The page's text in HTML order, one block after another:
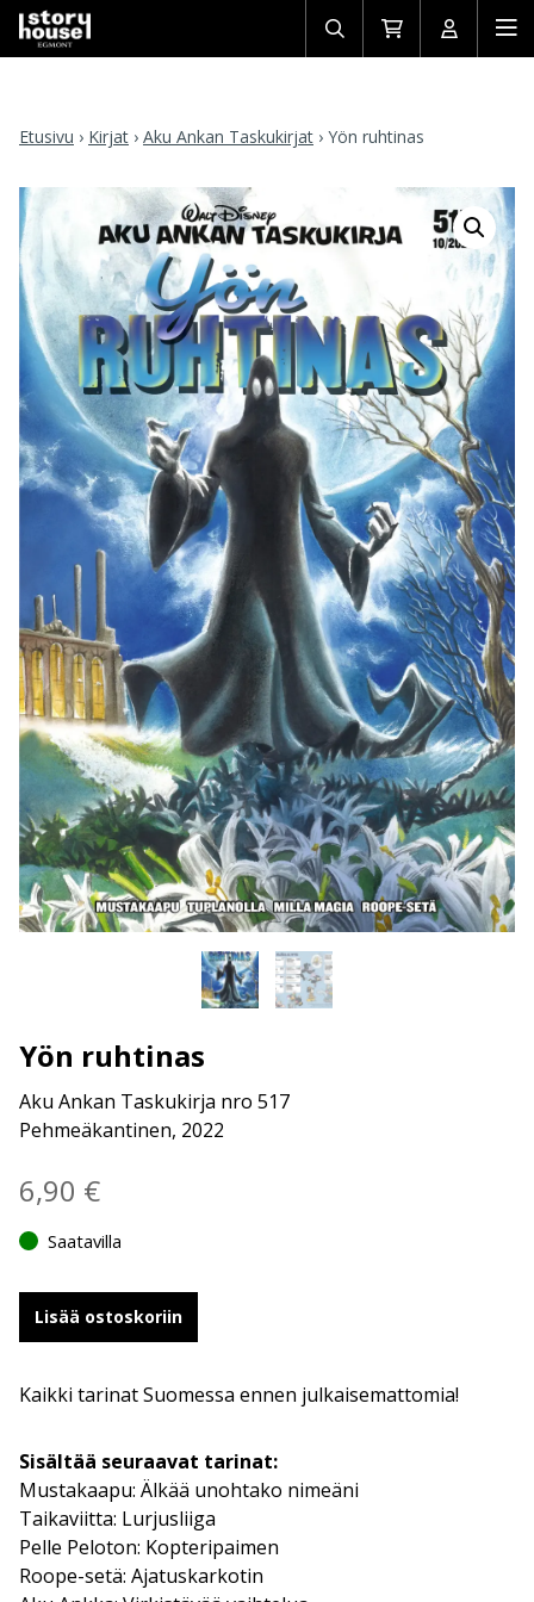
Avaa/sulje
haku
Siirry
ostoskoriin
Avaa/
Etusivu › Kirjat › Aku Ankan Taskukirjat › Yön ruhtinas
Yön ruhtinas
Aku Ankan Taskukirja nro 517
Pehmeäkantinen, 2022
6,90 €
Saatavilla
Lisää ostoskoriin
Kaikki tarinat Suomessa ennen julkaisemattomia!
Sisältää seuraavat tarinat:
Mustakaapu: Älkää unohtako nimeäni
Taikaviitta: Lurjusliiga
Pelle Peloton: Kopteripaimen
Roope-setä: Ajatuskarkotin